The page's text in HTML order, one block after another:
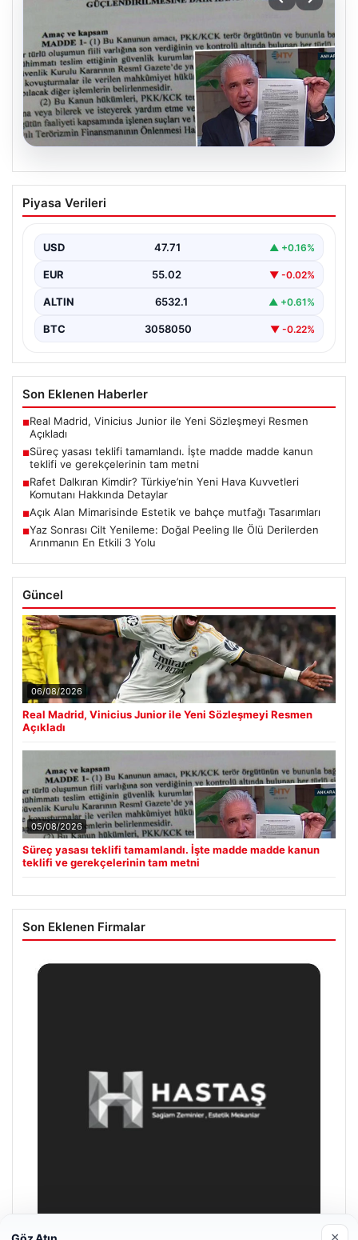
05.08.2026
Süreç yasası teklifi tamamlandı. İşte
madde madde kanun teklifi ve
Piyasa Verileri
USD 47.71 ▲ +0.16%
EUR 55.02 ▼ -0.02%
ALTIN 6532.1 ▲ +0.61%
BTC 3058050 ▼ -0.22%
Son Eklenen Haberler
■Real Madrid, Vinicius Junior ile Yeni Sözleşmeyi Resmen
Açıkladı
■Süreç yasası teklifi tamamlandı. İşte madde madde kanun
teklifi ve gerekçelerinin tam metni
■Rafet Dalkıran Kimdir? Türkiye’nin Yeni Hava Kuvvetleri
Komutanı Hakkında Detaylar
■Açık Alan Mimarisinde Estetik ve bahçe mutfağı Tasarımları
■Yaz Sonrası Cilt Yenileme: Doğal Peeling Ile Ölü Derilerden
Arınmanın En Etkili 3 Yolu
Güncel
06/08/2026
Real Madrid, Vinicius Junior ile Yeni Sözleşmeyi Resmen
Açıkladı
05/08/2026
Süreç yasası teklifi tamamlandı. İşte madde madde kanun
teklifi ve gerekçelerinin tam metni
Son Eklenen Firmalar